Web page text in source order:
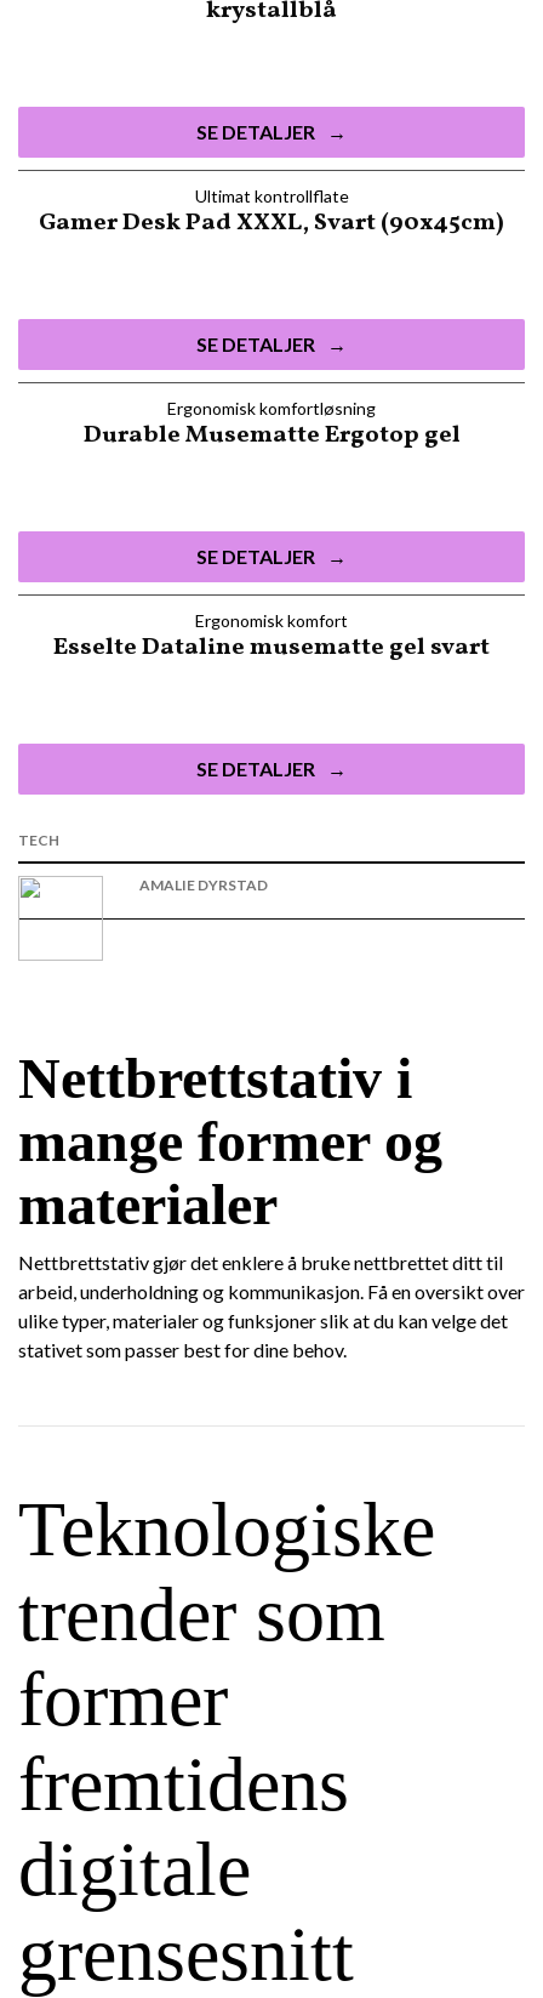
krystallblå
SE DETALJER
Ultimat kontrollflate
Gamer Desk Pad XXXL, Svart (90x45cm)
SE DETALJER
Ergonomisk komfortløsning
Durable Musematte Ergotop gel
SE DETALJER
Ergonomisk komfort
Esselte Dataline musematte gel svart
SE DETALJER
TECH
AMALIE DYRSTAD
Nettbrettstativ i
mange former og
materialer
Nettbrettstativ gjør det enklere å bruke nettbrettet ditt til
arbeid, underholdning og kommunikasjon. Få en oversikt over
ulike typer, materialer og funksjoner slik at du kan velge det
stativet som passer best for dine behov.
Teknologiske
trender som
former
fremtidens
digitale
grensesnitt